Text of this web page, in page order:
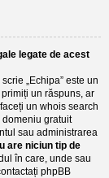
legate de acest
„Echipa” este un
un răspuns, ar
un whois search
domeniu gratuit
sau administrarea
are niciun tip de
în care, unde sau
phpBB